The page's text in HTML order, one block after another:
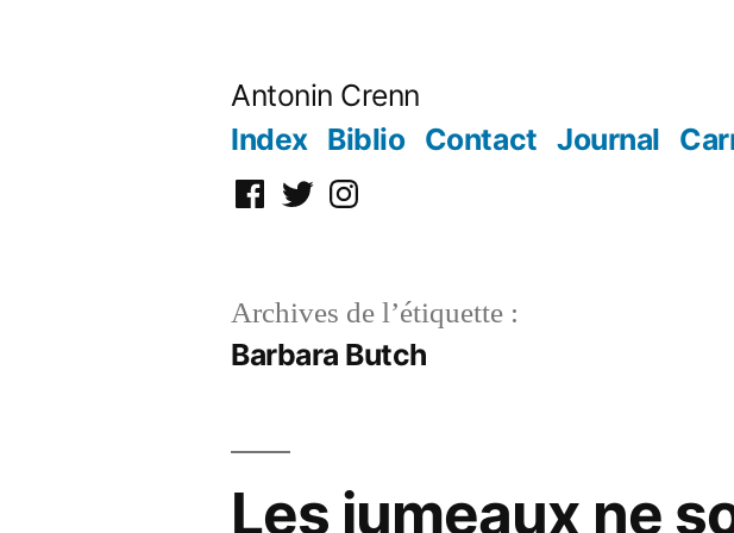
Antonin Crenn
Index Biblio Contact Journal
Facebook
TwitterInstagram
Archives de l’étiquette :
Barbara Butch
Les jumeaux ne